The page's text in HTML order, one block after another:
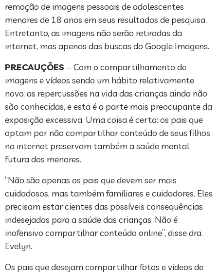
remoção de imagens pessoais de adolescentes
menores de 18 anos em seus resultados de pesquisa.
Entretanto, as imagens não serão retiradas da
internet, mas apenas das buscas do Google Imagens.
PRECAUÇÕES – Com o compartilhamento de
imagens e vídeos sendo um hábito relativamente
novo, as repercussões na vida das crianças ainda não
são conhecidas, e esta é a parte mais preocupante da
exposição excessiva. Uma coisa é certa: os pais que
optam por não compartilhar conteúdo de seus filhos
na internet preservam também a saúde mental
futura dos menores.
“Não são apenas os pais que devem ser mais
cuidadosos, mas também familiares e cuidadores. Eles
precisam estar cientes das possíveis consequências
indesejadas para a saúde das crianças. Não é
inofensivo compartilhar conteúdo online”, disse dra.
Evelyn.
Os pais que desejam compartilhar fotos e vídeos de